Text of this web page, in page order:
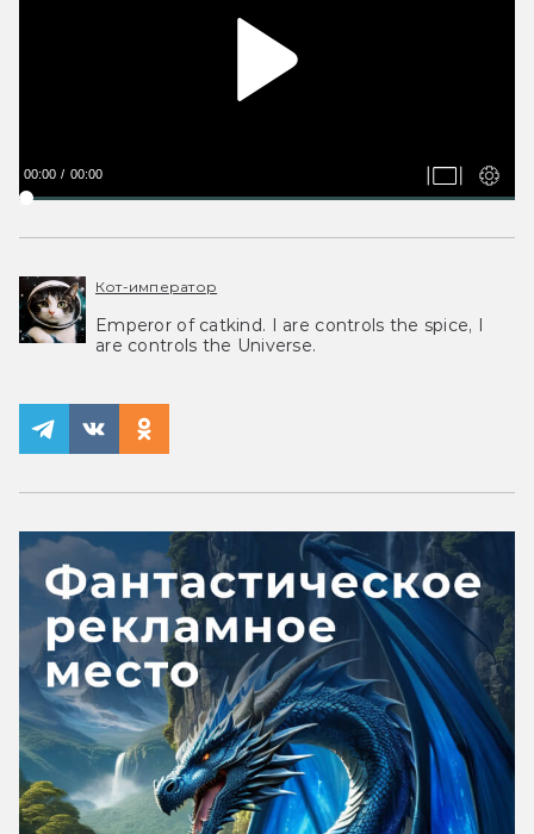
00:00 00:00
Кот-император
Emperor of catkind. I are controls the spice, I
are controls the Universe.